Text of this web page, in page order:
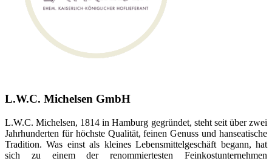
L.W.C. Michelsen GmbH
L.W.C. Michelsen, 1814 in Hamburg gegründet, steht seit über zwei
Jahrhunderten für höchste Qualität, feinen Genuss und hanseatische
Tradition. Was einst als kleines Lebensmittelgeschäft begann, hat
sich zu einem der renommiertesten Feinkostunternehmen